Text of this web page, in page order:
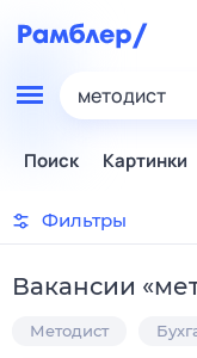
методист
Поиск Картинки
Фильтры
Вакансии «
Методист